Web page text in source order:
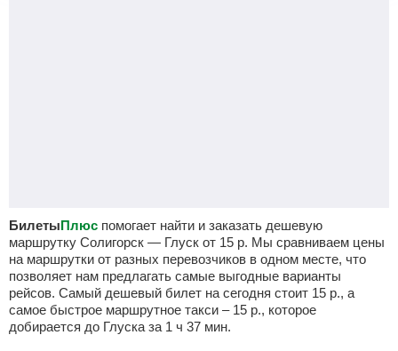
БилетыПлюс помогает найти и заказать дешевую
маршрутку Солигорск — Глуск от 15 р. Мы сравниваем цены
на маршрутки от разных перевозчиков в одном месте, что
позволяет нам предлагать самые выгодные варианты
рейсов. Самый дешевый билет на сегодня стоит 15 р., а
самое быстрое маршрутное такси – 15 р., которое
добирается до Глуска за 1 ч 37 мин.